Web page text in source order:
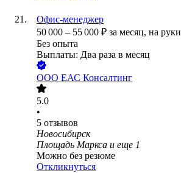
Офис-менеджер
50 000 – 55 000 ₽ за месяц, на руки
Без опыта
Выплаты: Два раза в месяц
ООО ЕАС Консалтинг
5.0
•
5 отзывов
Новосибирск
Площадь Маркса и еще 1
Можно без резюме
Откликнуться